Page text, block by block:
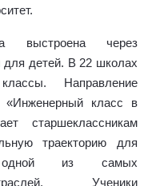
выстроена через
для детей. В 22 школах
Направление
«Инженерный класс в
старшеклассникам
траекторию для
из самых
Ученики